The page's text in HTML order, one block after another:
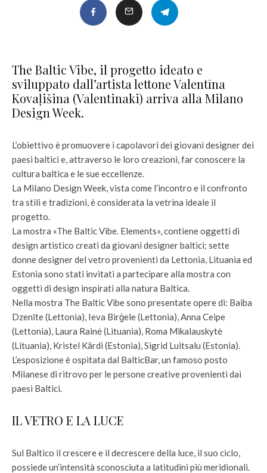
The Baltic Vibe, il progetto ideato e
sviluppato dall’artista lettone Valentīna
Kovaļišina (Valentinaki) arriva alla Milano
Design Week.
L’obiettivo è promuovere i capolavori dei giovani designer dei
paesi baltici e, attraverso le loro creazioni, far conoscere la
cultura baltica e le sue eccellenze.
La Milano Design Week, vista come l’incontro e il confronto
tra stili e tradizioni, è considerata la vetrina ideale il
progetto.
La mostra «The Baltic Vibe. Elements», contiene oggetti di
design artistico creati da giovani designer baltici; sette
donne designer del vetro provenienti da Lettonia, Lituania ed
Estonia sono stati invitati a partecipare alla mostra con
oggetti di design inspirati alla natura Baltica.
Nella mostra The Baltic Vibe sono presentate opere di: Baiba
Dzenīte (Lettonia), Ieva Birģele (Lettonia), Anna Ceipe
(Lettonia), Laura Rainė (Lituania), Roma Mikalauskytė
(Lituania), Kristel Kärdi (Estonia), Sigrid Luitsalu (Estonia).
L’esposizione è ospitata dal BalticBar, un famoso posto
Milanese di ritrovo per le persone creative provenienti dai
paesi Baltici.
IL VETRO E LA LUCE
Sul Baltico il crescere e il decrescere della luce, il suo ciclo,
possiede un’intensità sconosciuta a latitudini più meridionali.